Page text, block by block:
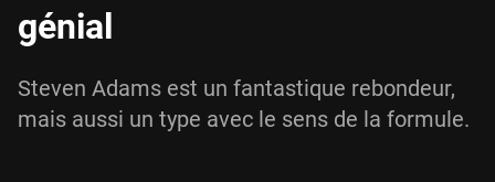
génial
Steven Adams est un fantastique rebondeur,
mais aussi un type avec le sens de la formule.